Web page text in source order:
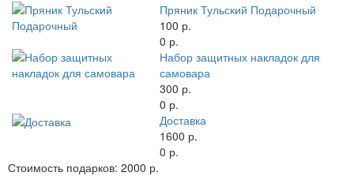
Пряник Тульский Подарочный
100 р.
0 р.
Набор защитных накладок для
самовара
300 р.
0 р.
Доставка
1600 р.
0 р.
Стоимость подарков: 2000 р.